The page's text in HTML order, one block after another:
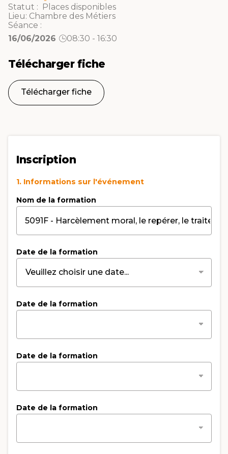
Statut : Places disponibles
Lieu: Chambre des Métiers
Séance :
16/06/2026
08:30 - 16:30
Télécharger fiche
Télécharger fiche
Inscription
1. Informations sur l'événement
Nom de la formation
Date de la formation
Date de la formation
Date de la formation
Date de la formation